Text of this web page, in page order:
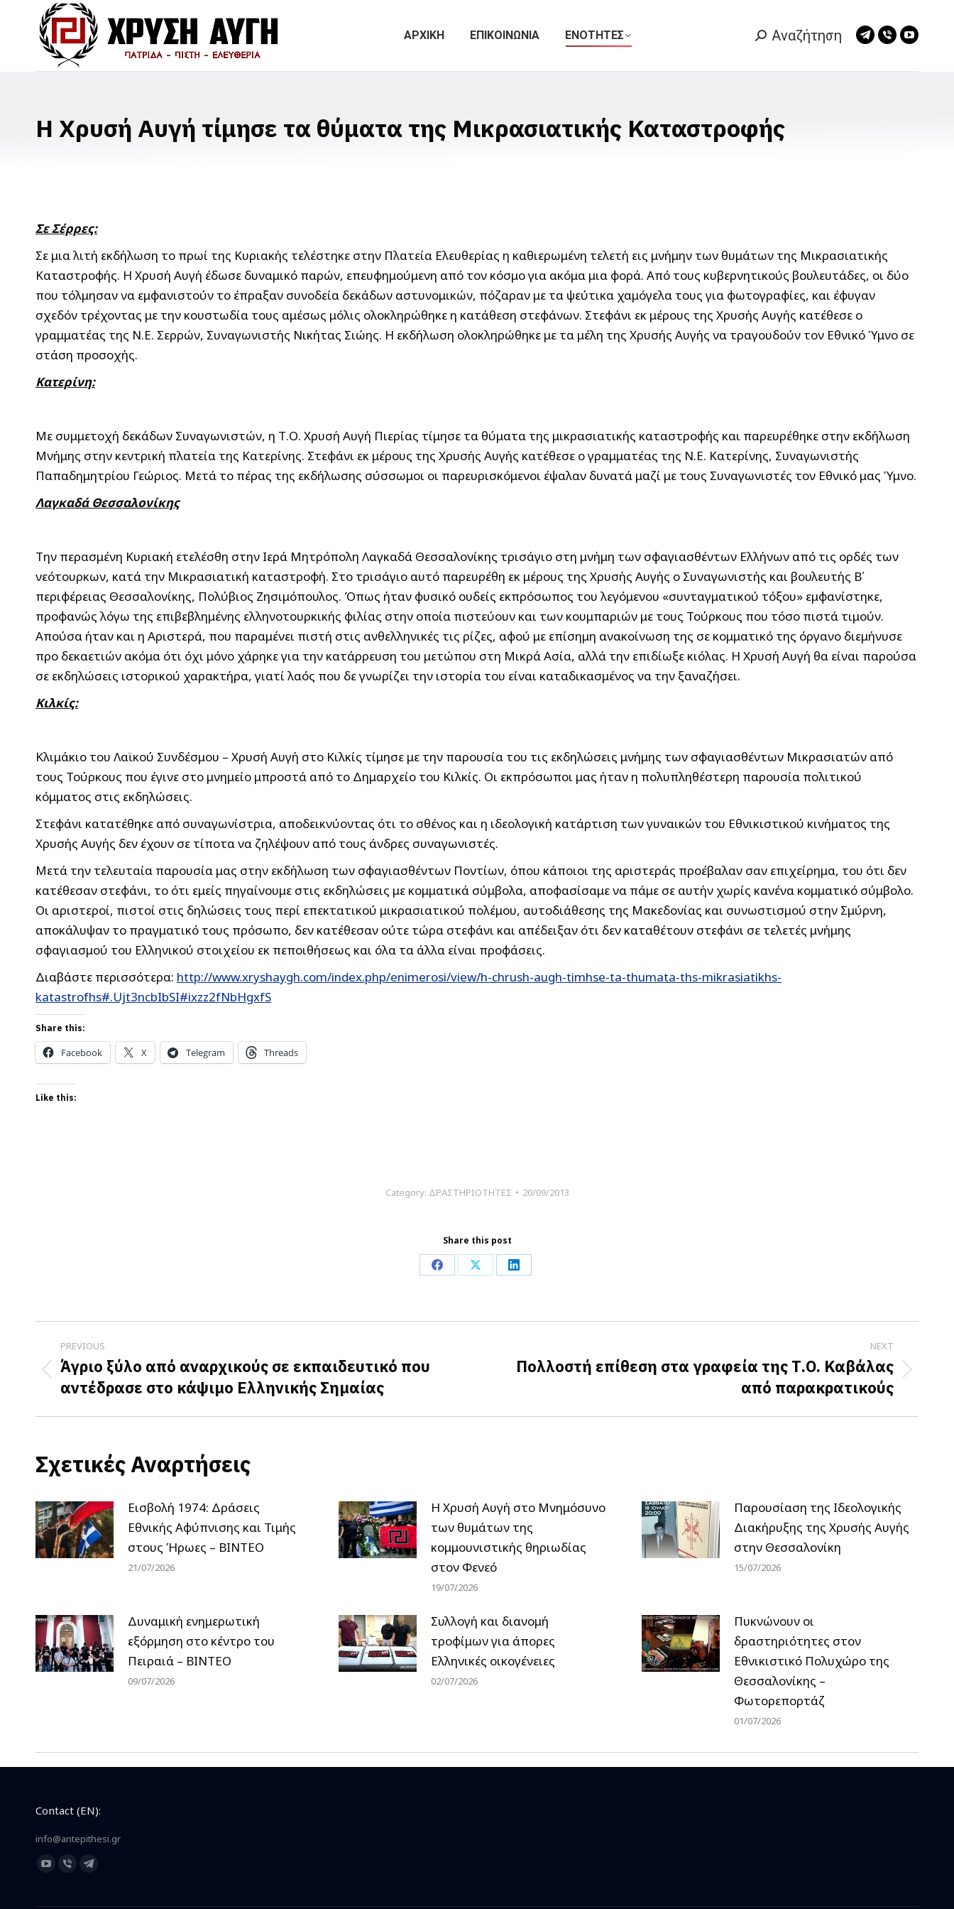
ΑΡΧΙΚΗ ΕΠΙΚΟΙΝΩΝΙΑ ΕΝΟΤΗΤΕΣ Search:
Αναζήτηση
Telegram
Viber
Η Χρυσή Αυγή τίμησε τα θύματα της Μικρασιατικής Καταστροφής
Σε Σέρρες:
Σε μια λιτή εκδήλωση το πρωί της Κυριακής τελέστηκε στην Πλατεία Ελευθερίας η καθιερωμένη τελετή εις μνήμην των θυμάτων της Μικρασιατικής
Καταστροφής. Η Χρυσή Αυγή έδωσε δυναμικό παρών, επευφημούμενη από τον κόσμο για ακόμα μια φορά. Από τους κυβερνητικούς βουλευτάδες, οι δύο
που τόλμησαν να εμφανιστούν το έπραξαν συνοδεία δεκάδων αστυνομικών, πόζαραν με τα ψεύτικα χαμόγελα τους για φωτογραφίες, και έφυγαν
σχεδόν τρέχοντας με την κουστωδία τους αμέσως μόλις ολοκληρώθηκε η κατάθεση στεφάνων. Στεφάνι εκ μέρους της Χρυσής Αυγής κατέθεσε ο
γραμματέας της Ν.Ε. Σερρών, Συναγωνιστής Νικήτας Σιώης. Η εκδήλωση ολοκληρώθηκε με τα μέλη της Χρυσής Αυγής να τραγουδούν τον Εθνικό Ύμνο σε
στάση προσοχής.
Κατερίνη:
Με συμμετοχή δεκάδων Συναγωνιστών, η Τ.Ο. Χρυσή Αυγή Πιερίας τίμησε τα θύματα της μικρασιατικής καταστροφής και παρευρέθηκε στην εκδήλωση
Μνήμης στην κεντρική πλατεία της Κατερίνης. Στεφάνι εκ μέρους της Χρυσής Αυγής κατέθεσε ο γραμματέας της Ν.Ε. Κατερίνης, Συναγωνιστής
Παπαδημητρίου Γεώριος. Μετά το πέρας της εκδήλωσης σύσσωμοι οι παρευρισκόμενοι έψαλαν δυνατά μαζί με τους Συναγωνιστές τον Εθνικό μας Ύμνο.
Λαγκαδά Θεσσαλονίκης
Την περασμένη Κυριακή ετελέσθη στην Ιερά Μητρόπολη Λαγκαδά Θεσσαλονίκης τρισάγιο στη μνήμη των σφαγιασθέντων Ελλήνων από τις ορδές των
νεότουρκων, κατά την Μικρασιατική καταστροφή. Στο τρισάγιο αυτό παρευρέθη εκ μέρους της Χρυσής Αυγής ο Συναγωνιστής και βουλευτής Β΄
περιφέρειας Θεσσαλονίκης, Πολύβιος Ζησιμόπουλος. Όπως ήταν φυσικό ουδείς εκπρόσωπος του λεγόμενου «συνταγματικού τόξου» εμφανίστηκε,
προφανώς λόγω της επιβεβλημένης ελληνοτουρκικής φιλίας στην οποία πιστεύουν και των κουμπαριών με τους Τούρκους που τόσο πιστά τιμούν.
Απούσα ήταν και η Αριστερά, που παραμένει πιστή στις ανθελληνικές τις ρίζες, αφού με επίσημη ανακοίνωση της σε κομματικό της όργανο διεμήνυσε
προ δεκαετιών ακόμα ότι όχι μόνο χάρηκε για την κατάρρευση του μετώπου στη Μικρά Ασία, αλλά την επιδίωξε κιόλας. Η Χρυσή Αυγή θα είναι παρούσα
σε εκδηλώσεις ιστορικού χαρακτήρα, γιατί λαός που δε γνωρίζει την ιστορία του είναι καταδικασμένος να την ξαναζήσει.
Κιλκίς:
Κλιμάκιο του Λαϊκού Συνδέσμου – Χρυσή Αυγή στο Κιλκίς τίμησε με την παρουσία του τις εκδηλώσεις μνήμης των σφαγιασθέντων Μικρασιατών από
τους Τούρκους που έγινε στο μνημείο μπροστά από το Δημαρχείο του Κιλκίς. Οι εκπρόσωποι μας ήταν η πολυπληθέστερη παρουσία πολιτικού
κόμματος στις εκδηλώσεις.
Στεφάνι κατατέθηκε από συναγωνίστρια, αποδεικνύοντας ότι το σθένος και η ιδεολογική κατάρτιση των γυναικών του Εθνικιστικού κινήματος της
Χρυσής Αυγής δεν έχουν σε τίποτα να ζηλέψουν από τους άνδρες συναγωνιστές.
Μετά την τελευταία παρουσία μας στην εκδήλωση των σφαγιασθέντων Ποντίων, όπου κάποιοι της αριστεράς προέβαλαν σαν επιχείρημα, του ότι δεν
κατέθεσαν στεφάνι, το ότι εμείς πηγαίνουμε στις εκδηλώσεις με κομματικά σύμβολα, αποφασίσαμε να πάμε σε αυτήν χωρίς κανένα κομματικό σύμβολο.
Οι αριστεροί, πιστοί στις δηλώσεις τους περί επεκτατικού μικρασιατικού πολέμου, αυτοδιάθεσης της Μακεδονίας και συνωστισμού στην Σμύρνη,
αποκάλυψαν το πραγματικό τους πρόσωπο, δεν κατέθεσαν ούτε τώρα στεφάνι και απέδειξαν ότι δεν καταθέτουν στεφάνι σε τελετές μνήμης
σφαγιασμού του Ελληνικού στοιχείου εκ πεποιθήσεως και όλα τα άλλα είναι προφάσεις.
Διαβάστε περισσότερα: http://www.xryshaygh.com/index.php/enimerosi/view/h-chrush-augh-timhse-ta-thumata-ths-mikrasiatikhs-
katastrofhs#.Ujt3ncbIbSI#ixzz2fNbHgxfS
Share this:
Facebook X Telegram Threads
Like this:
Category: ΔΡΑΣΤΗΡΙΟΤΗΤΕΣ 20/09/2013
Share this post
Share
Facebook
Share
X
Share
LinkedIn
Post
navigation
PREVIOUS
Previous
post:
Άγριο ξύλο από αναρχικούς σε εκπαιδευτικό που
αντέδρασε στο κάψιμο Ελληνικής Σημαίας
NEXT
Next
Πολλοστή επίθεση στα γραφεία της Τ.Ο. Καβάλας
από παρακρατικούς
Σχετικές Αναρτήσεις
Εισβολή 1974: Δράσεις
Εθνικής Αφύπνισης και Τιμής
στους Ήρωες – ΒΙΝΤΕΟ
21/07/2026
Η Χρυσή Αυγή στο Μνημόσυνο
των θυμάτων της
κομμουνιστικής θηριωδίας
στον Φενεό
19/07/2026
Παρουσίαση της Ιδεολογικής
Διακήρυξης της Χρυσής Αυγής
στην Θεσσαλονίκη
15/07/2026
Δυναμική ενημερωτική
εξόρμηση στο κέντρο του
Πειραιά – ΒΙΝΤΕΟ
09/07/2026
Συλλογή και διανομή
τροφίμων για άπορες
Ελληνικές οικογένειες
02/07/2026
Πυκνώνουν οι
δραστηριότητες στον
Εθνικιστικό Πολυχώρο της
Θεσσαλονίκης –
Φωτορεπορτάζ
01/07/2026
Contact (EN):
info@antepithesi.gr
Find us on:
YouTubeViberTelegram